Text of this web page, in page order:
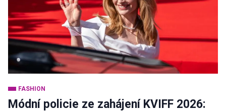
FASHION
Módní policie ze zahájení KVIFF 2026: